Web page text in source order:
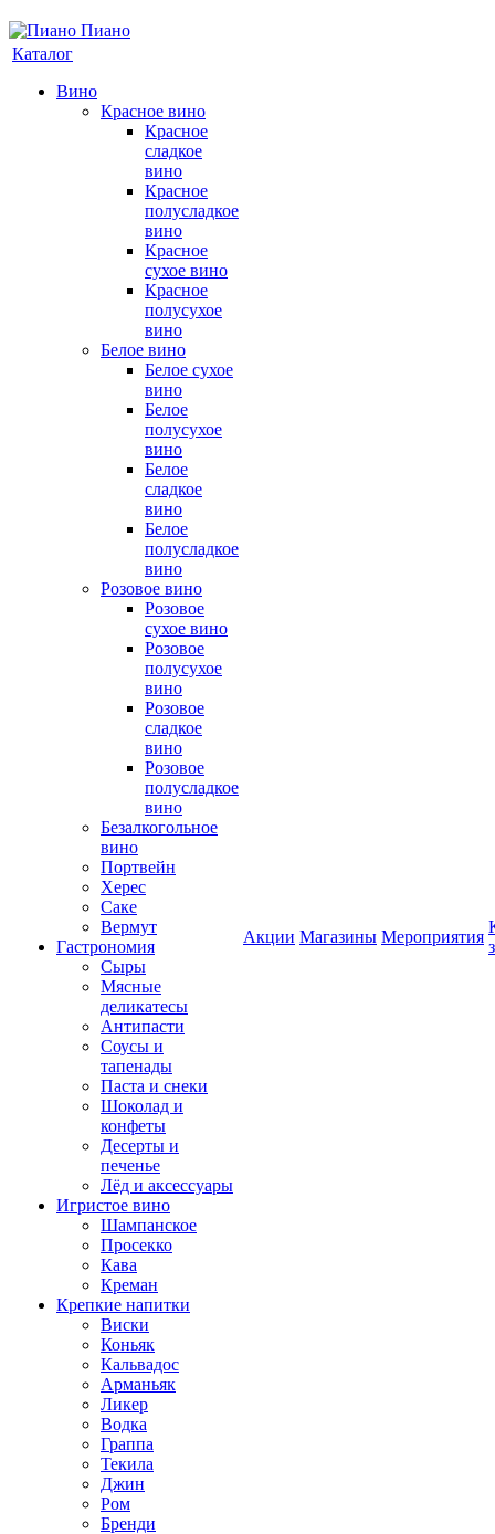
Каталог
Вино
Красное вино
Красное
сладкое
вино
Красное
полусладкое
вино
Красное
сухое вино
Красное
полусухое
вино
Белое вино
Белое сухое
вино
Белое
полусухое
вино
Белое
сладкое
вино
Белое
полусладкое
вино
Розовое вино
Розовое
сухое вино
Розовое
полусухое
вино
Розовое
сладкое
вино
Розовое
полусладкое
вино
Безалкогольное
вино
Портвейн
Херес
Саке
Вермут
Гастрономия
Сыры
Мясные
деликатесы
Антипасти
Соусы и
тапенады
Паста и снеки
Шоколад и
конфеты
Десерты и
печенье
Лёд и аксессуары
Игристое вино
Шампанское
Просекко
Кава
Креман
Крепкие напитки
Виски
Коньяк
Кальвадос
Арманьяк
Ликер
Водка
Граппа
Текила
Джин
Ром
Бренди
Акции Магазины Мероприятия